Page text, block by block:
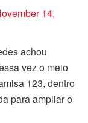
14,
achou
vez o meio
123, dentro
para ampliar o